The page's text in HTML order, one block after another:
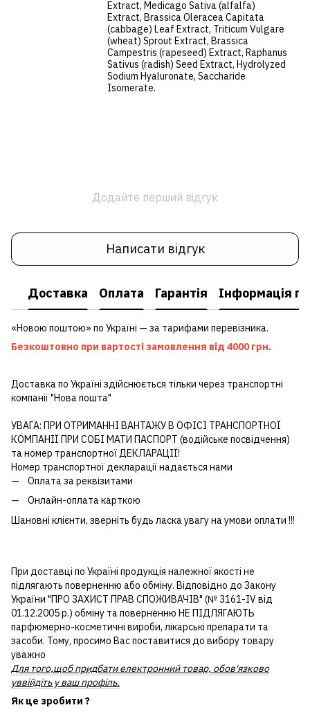
Extract, Medicago Sativa (alfalfa)
Extract, Brassica Oleracea Capitata
(cabbage) Leaf Extract, Triticum Vulgare
(wheat) Sprout Extract, Brassica
Campestris (rapeseed) Extract, Raphanus
Sativus (radish) Seed Extract, Hydrolyzed
Sodium Hyaluronate, Saccharide
Isomerate.
Додайте перший відгук
Написати відгук
Доставка Оплата Гарантія Інформація
«Новою поштою» по Україні — за тарифами перевізника.
Безкоштовно при вартості замовлення від 4000 грн.
Доставка по Україні здійснюється тільки через транспортні
компанії "Нова пошта"
УВАГА: ПРИ ОТРИМАННІ ВАНТАЖУ В ОФІСІ ТРАНСПОРТНОЇ
КОМПАНІЇ ПРИ СОБІ МАТИ ПАСПОРТ (водійське посвідчення)
та номер транспортної ДЕКЛАРАЦІЇ!
Номер транспортної декларації надається нами
Оплата за реквізитами
Онлайн-оплата карткою
Шановні клієнти, зверніть будь ласка увагу на умови оплати !!!
При доставці по Україні продукція належної якості не
підлягають поверненню або обміну. Відповідно до Закону
України "ПРО ЗАХИСТ ПРАВ СПОЖИВАЧІВ" (№ 3161-IV від
01.12.2005 р.) обміну та поверненню НЕ ПІДЛЯГАЮТЬ
парфюмерно-косметичні вироби, лікарські препарати та
засоби. Тому, просимо Вас поставитися до вибору товару
уважно
Для того,щоб придбати електронний товар, обов'язково
уввійдіть у ваш профіль.
Як це зробити ?